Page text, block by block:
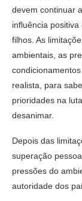
devem continuar
influência
filhos. As
ambientais, as
realista, para
prioridades na
desanimar.
Depois das
superação
pressões do
autoridade dos